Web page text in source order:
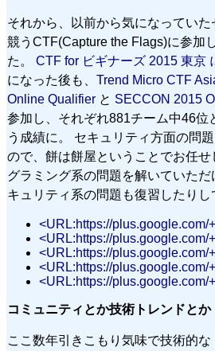
それから、以前から気になってい
競うCTF(Capture the Flags)に参加
た。 CTF for ビギナーズ 2015 東京
になった後も、 Trend Micro CTF
Online Qualifier と SECCON 2015
参加し、それぞれ881チーム中46位
う成績に。 セキュリティ方面の問
ので、餅は餅屋ということでお任せ
グラミング系の問題を解いていた
キュリティ系の問題も復習したりし
<URL:https://
<URL:https://
<URL:https://
<URL:https://
<URL:https://
コミュニティとか技術トレンドとか
ここ数年引きこもり気味で技術的な